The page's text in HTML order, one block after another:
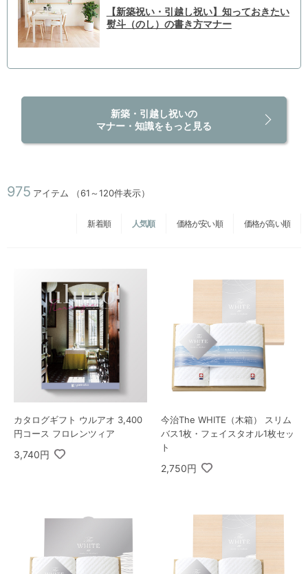
【新築祝い・引越し祝い】知っておきたい
熨斗（のし）の書き方マナー
新築・引越し祝いの
マナー・知識をもっと見る
975 アイテム （61～120件表示）
新着順 人気順 価格が安い順 価格が高い順
カタログギフト ウルアオ 3,400
円コース フロレンツィア
3,740円
今治The WHITE（木箱） スリム
バス1枚・フェイスタオル1枚セッ
ト
2,750円